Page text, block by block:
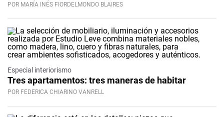
POR MARÍA INÉS FIORDELMONDO BLAIRES
Especial interiorismo
Tres apartamentos: tres maneras de habitar
POR FEDERICA CHIARINO VANRELL